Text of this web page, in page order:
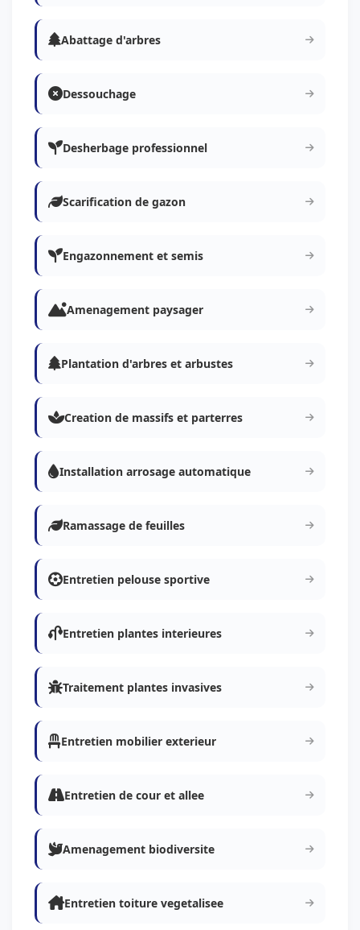
Abattage d'arbres
Dessouchage
Desherbage professionnel
Scarification de gazon
Engazonnement et semis
Amenagement paysager
Plantation d'arbres et arbustes
Creation de massifs et parterres
Installation arrosage automatique
Ramassage de feuilles
Entretien pelouse sportive
Entretien plantes interieures
Traitement plantes invasives
Entretien mobilier exterieur
Entretien de cour et allee
Amenagement biodiversite
Entretien toiture vegetalisee